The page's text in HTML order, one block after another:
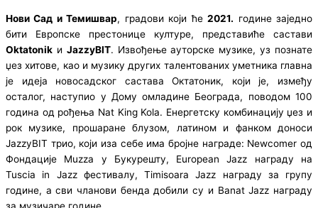
Нови Сад и Темишвар, градови који ће2021. године заједно
бити Европске престонице културе, представиће састави
Oktatonik и JazzyBIT. Извођење ауторске музике, уз познате
џез хитове, као и музику других талентованих уметника главна
је идеја новосадског састава Октатоник, који је, између
осталог, наступио у Дому омладине Београда, поводом 100
година од рођења Nat King Kola. Енергетску комбинацију џез и
рок музике, прошаране блузом, латином и фанком доноси
JazzyBIT трио, који иза себе има бројне награде: Newcomer од
Фондације Muzza у Букурешту, European Jazz награду на
Tuscia in Jazz фестивалу, Timisoara Jazz награду за групу
године, а сви чланови бенда добили су и Banat Jazz награду